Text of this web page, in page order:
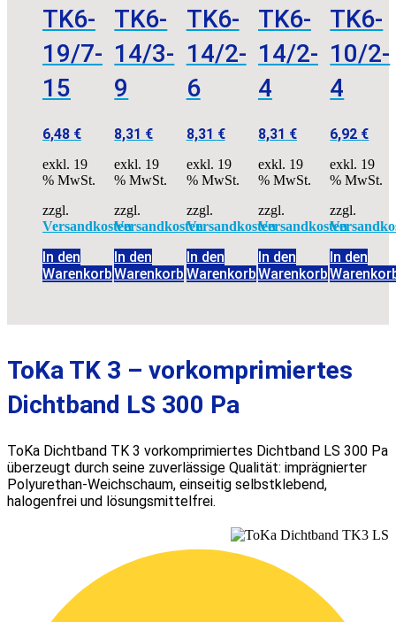
TK6-
19/7-
15
6,48 €
exkl. 19
% MwSt.
zzgl.
Versandkosten
In den
Warenkorb
TK6-
14/3-
9
8,31 €
exkl. 19
% MwSt.
zzgl.
Versandkosten
In den
Warenkorb
TK6-
14/2-
6
8,31 €
exkl. 19
% MwSt.
zzgl.
Versandkosten
In den
Warenkorb
TK6-
14/2-
4
8,31 €
exkl. 19
% MwSt.
zzgl.
Versandkosten
In den
Warenkorb
TK6-
10/2-
4
6,92 €
exkl. 19
% MwSt.
zzgl.
In den
ToKa TK 3 – vorkomprimiertes
Dichtband LS 300 Pa
ToKa Dichtband TK 3 vorkomprimiertes Dichtband LS 300 Pa
überzeugt durch seine zuverlässige Qualität: imprägnierter
Polyurethan-Weichschaum, einseitig selbstklebend,
halogenfrei und lösungsmittelfrei.